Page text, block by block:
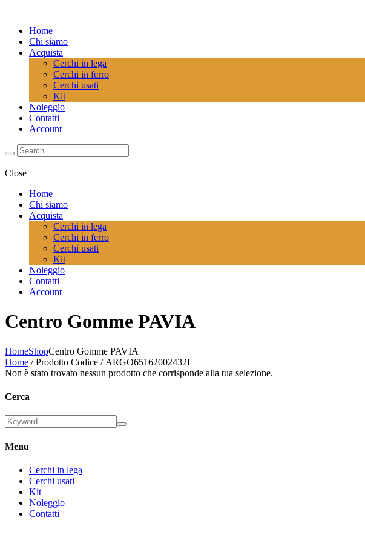
Home
Chi siamo
Acquista
Cerchi in lega
Cerchi in ferro
Cerchi usati
Kit
Noleggio
Contatti
Account
Close
Home
Chi siamo
Acquista
Cerchi in lega
Cerchi in ferro
Cerchi usati
Kit
Noleggio
Contatti
Account
Centro Gomme PAVIA
HomeShopCentro Gomme PAVIA
Home / Prodotto Codice / ARGO65162002432I
Non è stato trovato nessun prodotto che corrisponde alla tua selezione.
Cerca
Menu
Cerchi in lega
Cerchi usati
Kit
Noleggio
Contatti